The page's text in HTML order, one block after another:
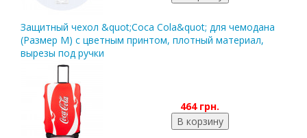
Защитный чехол &quot;Coca Cola&quot; для чемодана
(Размер M) с цветным принтом, плотный материал,
вырезы под ручки
464 грн.